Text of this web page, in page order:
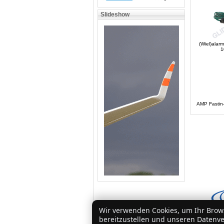
Slideshow
AMP
Wir verwenden Cookies, um Ihr
bereitzustellen und unseren